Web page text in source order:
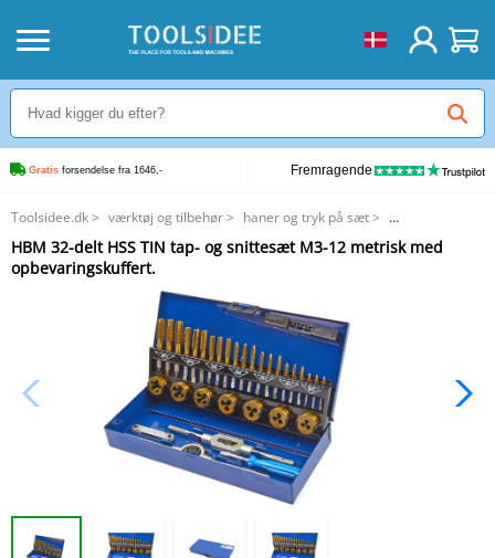
Gratis forsendelse fra 1646,- Fremragende
Toolsidee.dk> værktøj og tilbehør> haner og tryk på sæt>
HBM 32-delt HSS TIN tap- og snittesæt M3-12 metrisk med
opbevaringskuffert.
HBM 32-delt HSS TIN tap- og snittesæt M3-12 metrisk med
opbevaringskuffert.